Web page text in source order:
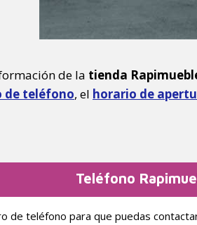
de la tienda
de teléfono, el horario de
Teléfono
de teléfono para que puedas